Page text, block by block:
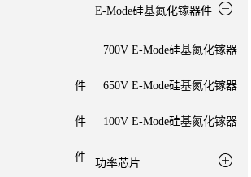
E-Mode硅基氮化镓器件
700V E-Mode硅基氮化镓器
件 650V E-Mode硅基氮化镓器
件 100V E-Mode硅基氮化镓器
件 功率芯片